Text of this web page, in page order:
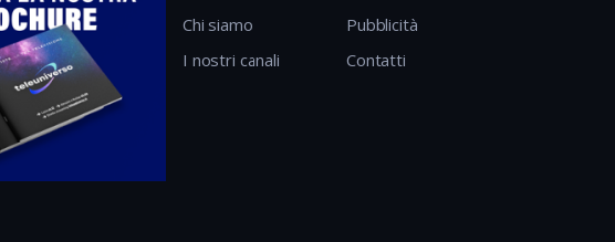
Chi siamo
I nostri canali
Pubblicità
Contatti